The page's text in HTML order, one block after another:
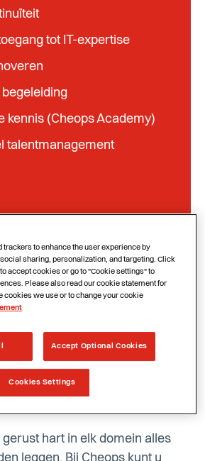
tot IT-expertise
kennis (Cheops Academy)
talentmanagement
en
Services van Cheops kunt
met gemotiveerde en goed
met de juiste
domeinenIT-infrastructuur
. Dankzij hun kennis en
onze experts snel
gerust hart in elk domein alles
leggen. Bij Cheops kunt u
to enhance the user experience by
sharing, personalization, and targeting. Click
accept cookies or go to "Cookie settings" to
Please also read our cookie statement for
cookies we use or to change your cookie
Accept Optional Cookies
Cookies Settings